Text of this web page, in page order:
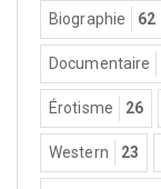
Biographie 62
Documentaire
Érotisme 26
Western 23